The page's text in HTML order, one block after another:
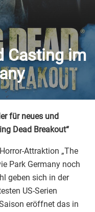
Casting im
für neues und
Dead Breakout“
Attraktion „The
Park Germany noch
geben sich in der
US-Serien
eröffnet das in